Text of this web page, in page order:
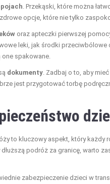
. Przekąski, które można
opcje, które nie tylko
oraz apteczki pierwszej
leki, jak środki przeciwbólowe
spakowane.
dokumenty . Zadbaj o to, aby
jest przygotować torbę
to kluczowy aspekt, który każdy
podróż za granicę, warto
zabezpieczenie dzieci w